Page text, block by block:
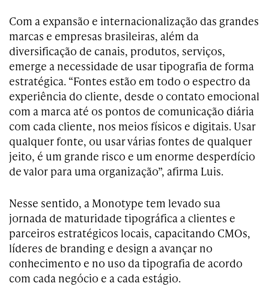
Com a expansão e internacionalização das grandes
marcas e empresas brasileiras, além da
diversificação de canais, produtos, serviços,
emerge a necessidade de usar tipografia de forma
estratégica. “Fontes estão em todo o espectro da
experiência do cliente, desde o contato emocional
com a marca até os pontos de comunicação diária
com cada cliente, nos meios físicos e digitais. Usar
qualquer fonte, ou usar várias fontes de qualquer
jeito, é um grande risco e um enorme desperdício
de valor para uma organização”, afirma Luis.
Nesse sentido, a Monotype tem levado sua
jornada de maturidade tipográfica a clientes e
parceiros estratégicos locais, capacitando CMOs,
líderes de branding e design a avançar no
conhecimento e no uso da tipografia de acordo
com cada negócio e a cada estágio.